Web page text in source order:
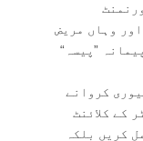
وہاں مریض
”پیسہ“
کروانے
اسی ڈاکٹر کے کلائنٹ
کریں بلکہ